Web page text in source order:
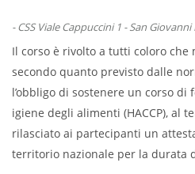
- CSS Viale Cappuccini 1 - San
Il corso è rivolto a tutti coloro che
secondo quanto previsto dalle
l’obbligo di sostenere un corso di
igiene degli alimenti (HACCP), al
rilasciato ai partecipanti un
territorio nazionale per la durata